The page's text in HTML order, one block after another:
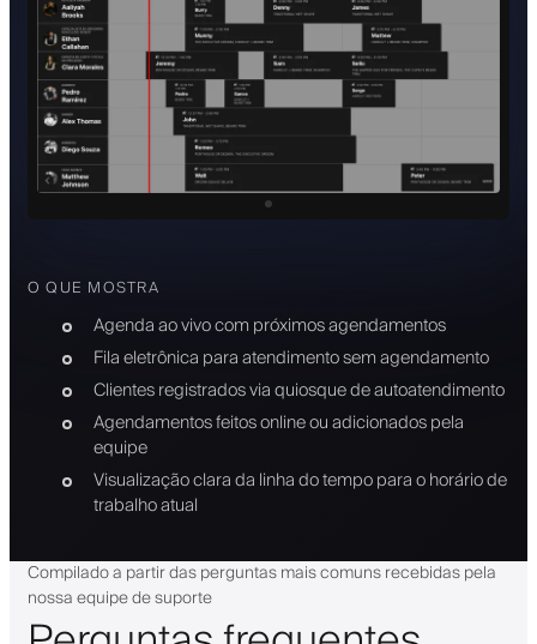
O QUE MOSTRA
Agenda ao vivo com próximos agendamentos
Fila eletrônica para atendimento sem agendamento
Clientes registrados via quiosque de autoatendimento
Agendamentos feitos online ou adicionados pela
equipe
Visualização clara da linha do tempo para o horário de
trabalho atual
Compilado a partir das perguntas mais comuns recebidas pela
nossa equipe de suporte